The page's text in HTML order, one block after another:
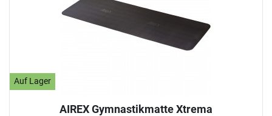
Auf Lager
AIREX Gymnastikmatte Xtrema